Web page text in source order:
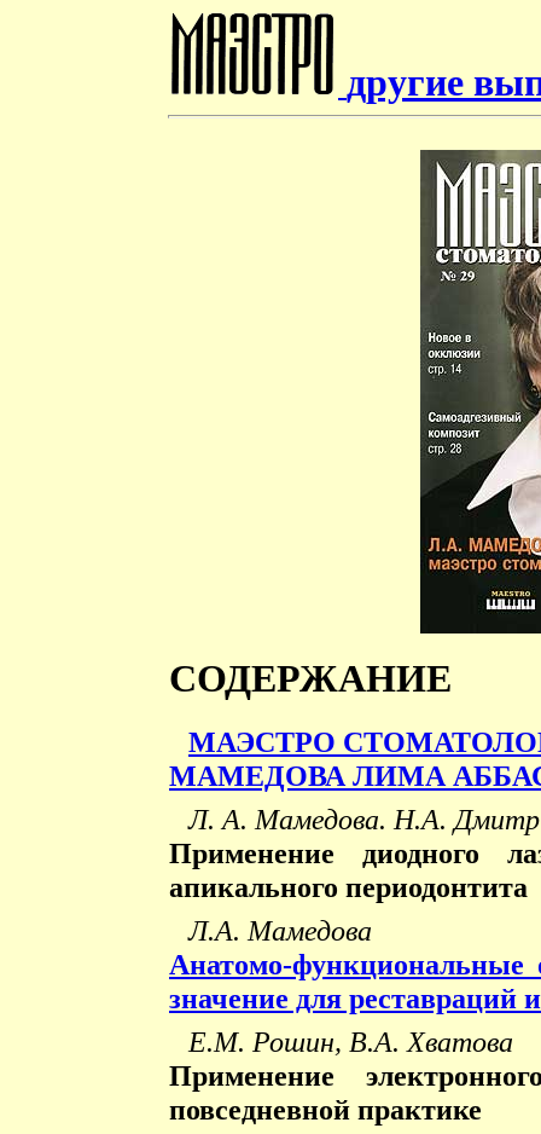
другие
СОДЕРЖАНИЕ
МАЭСТРО
МАМЕДОВА ЛИМА
Л. А. Мамедова. Н.А.
Применение диодного
апикального периодонтита
Л.А. Мамедова
Анатомо-функциональные
значение для
Е.М. Рошин, В.А. Хватова
Применение
повседневной практике